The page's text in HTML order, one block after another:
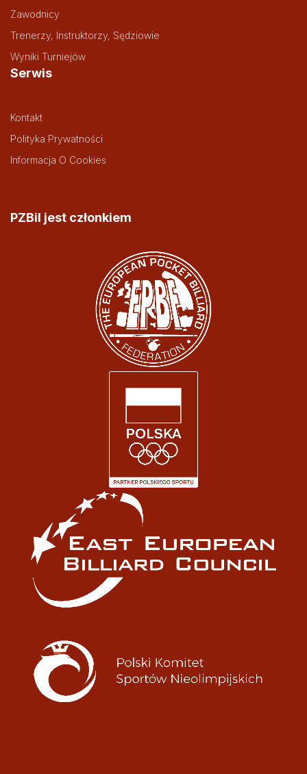
Zawodnicy
Trenerzy, Instruktorzy, Sędziowie
Wyniki Turniejów
Serwis
Kontakt
Polityka Prywatności
Informacja O Cookies
PZBil jest członkiem